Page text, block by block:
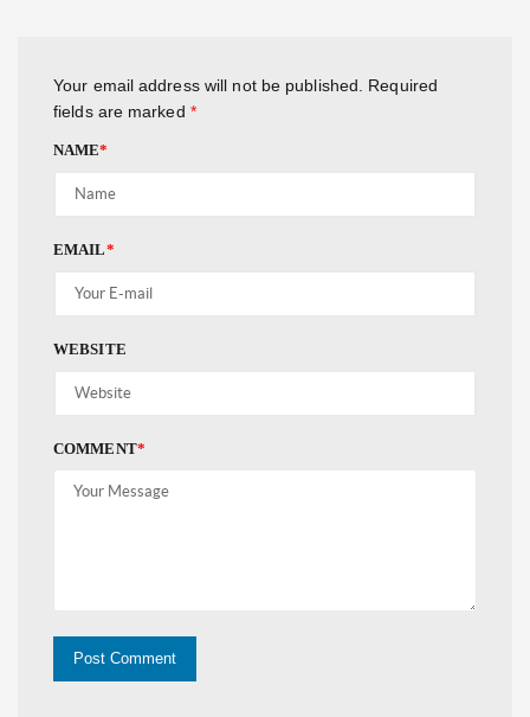
Your email address will not be published.
Required
fields are marked *
NAME*
EMAIL*
WEBSITE
COMMENT*